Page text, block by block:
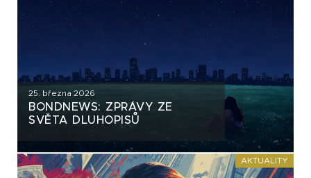
25. března 2026
BONDNEWS: ZPRÁVY ZE
SVĚTA DLUHOPISŮ
AKTUALITY